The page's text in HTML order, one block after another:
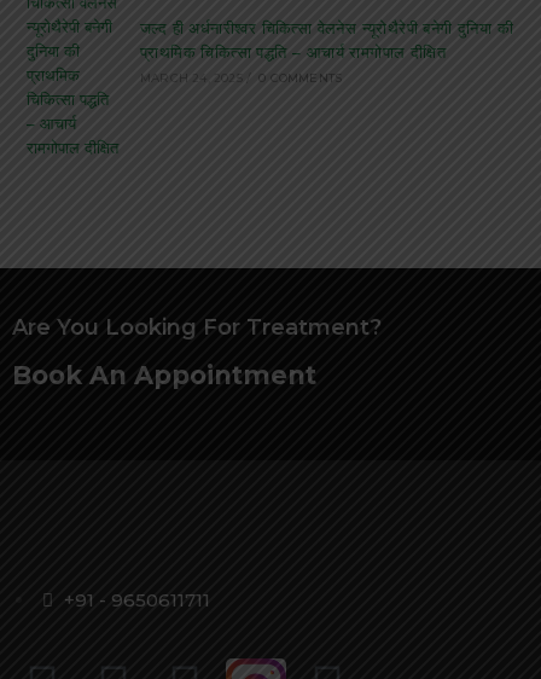
जल्द ही अर्धनारीश्वर चिकित्सा वेलनेस न्यूरोथैरेपी बनेगी दुनिया की
प्राथमिक चिकित्सा पद्धति – आचार्य रामगोपाल दीक्षित
MARCH 24, 2025 / 0 COMMENTS
Are You Looking For Treatment?
Book An Appointment
+91 - 9650611711